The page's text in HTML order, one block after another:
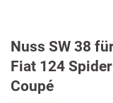
Nuss SW 38
Fiat 124
Coupé